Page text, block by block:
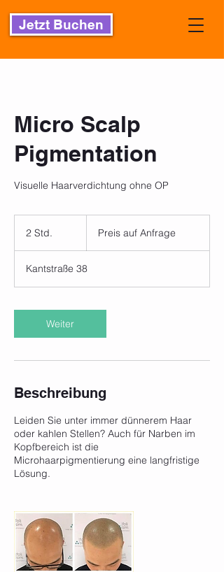
Jetzt Buchen
Micro Scalp
Pigmentation
Visuelle Haarverdichtung ohne OP
2 Std.
d
.
Anfrage
Preis auf Anfrage
Kantstraße 38
Weiter
Beschreibung
Leiden Sie unter immer dünnerem Haar
oder kahlen Stellen? Auch für Narben im
Kopfbereich ist die
Microhaarpigmentierung eine langfristige
Lösung.